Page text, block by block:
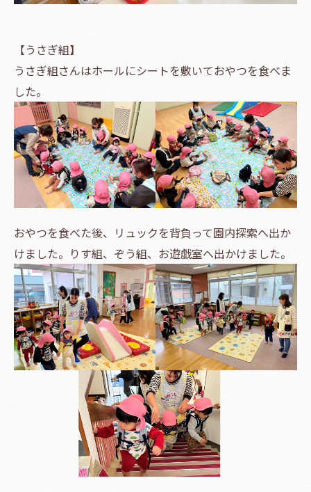
【うさぎ組】
うさぎ組さんはホールにシートを敷いておやつを食べま
した。
おやつを食べた後、リュックを背負って園内探索へ出か
けました。りす組、ぞう組、お遊戯室へ出かけました。